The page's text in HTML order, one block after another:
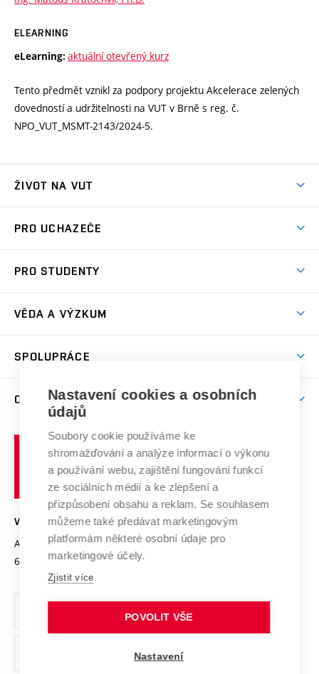
ELEARNING
eLearning: aktuální otevřený kurz
Tento předmět vznikl za podpory projektu Akcelerace zelených
dovedností a udržitelnosti na VUT v Brně s reg. č.
NPO_VUT_MSMT-2143/2024-5.
ŽIVOT NA VUT
Koleje
Sport na VUT
Brno
PRO UCHAZEČE
Dny otevřených dveří
Celoživotní vzdělávání
E-přihláška
PRO STUDENTY
Harmonogram akademického roku
Závěrečné práce
Doktorské studium
Zpracování osobních údajů studentů
Sociální bezpečí
Studium bez bariér
Podpora podnikání
VĚDA A VÝZKUM
Mezinárodní vědecká rada
Systém zajišťování kvality výzkumu
Výzkumné infrastruktury
Transfer znalostí
Open Science
Projekty
Projekty ze strukturálních fondů
Specifický výzkum
SPOLUPRÁCE
Zahraniční spolupráce
Spolupráce se školami
Služby univerzity
Mezinárodní dohody
Univerzitní sítě
O UNIVERZITĚ
Profil univerzity
Udržitelná univerzita
Podnikavá univerzita / ContriBUTe
Bezpečná univerzita
Vyznamenání
Organizační struktura
Ochrana osobních údajů
odkaz)
učení
technické
VYSOKÉ UČENÍ TECHNICKÉ V BRNĚ
Antonínská 548/1
602 00 Brno
www.vut.cz
vut@vutbr.cz
Nastavení cookies a osobních
údajů
Soubory cookie používáme ke
shromažďování a analýze informací o výkonu
a používání webu, zajištění fungování funkcí
ze sociálních médií a ke zlepšení a
přizpůsobení obsahu a reklam. Se souhlasem
můžeme také předávat marketingovým
platformám některé osobní údaje pro
marketingové účely.
Zjistit více
POVOLIT VŠE
Nastavení